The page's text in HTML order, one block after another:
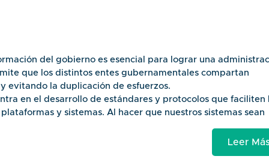
de datos abiertos.
en todas las instituciones gubernamentales.
y académicas para el uso de datos abiertos
Innovación y Transparencia" - explora los beneficios y
del gobierno es esencial para lograr una
que los distintos entes gubernamentales compartan
evitando la duplicación de esfuerzos.
en el desarrollo de estándares y protocolos que faciliten
y sistemas. Al hacer que nuestros sistemas sean
gobernanza y la capacidad institucional.
permitan la integración y comunicación efectiva entre las
Leer